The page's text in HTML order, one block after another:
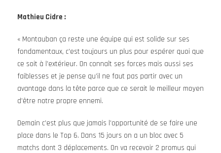
Mathieu Cidre :
« Montauban ça reste une équipe qui est solide sur ses
fondamentaux, c’est toujours un plus pour espérer quoi que
ce soit à l’extérieur. On connaît ses forces mais aussi ses
faiblesses et je pense qu’il ne faut pas partir avec un
avantage dans la tête parce que ce serait le meilleur moyen
d’être notre propre ennemi.
Demain c’est plus que jamais l’opportunité de se faire une
place dans le Top 6. Dans 15 jours on a un bloc avec 5
matchs dont 3 déplacements. On va recevoir 2 promus qui